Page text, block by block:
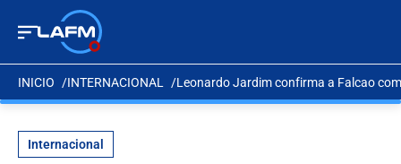
INICIO INTERNACIONAL Leonardo Jardim confirma a Falcao
Internacional